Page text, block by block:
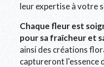
leur expertise à votre
Chaque fleur est
pour sa fraîcheur et
ainsi des créations
captureront l'essence